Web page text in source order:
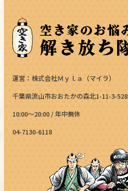
運営：株式会社Ｍｙｌａ（マイラ）
千葉県流山市おおたかの森北1-11-3-528
10:00～20:00 / 年中無休
04-7130-6118